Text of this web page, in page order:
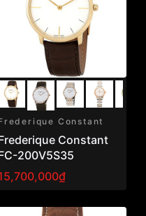
Constant
Constant
200V5S35